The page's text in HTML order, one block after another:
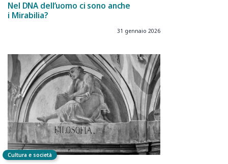
Nel DNA dell’uomo ci sono anche
i Mirabilia?
31 gennaio 2026
Cultura e società